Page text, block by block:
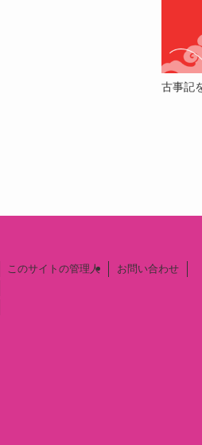
古事記
このサイトの管理人 お問い合わせ